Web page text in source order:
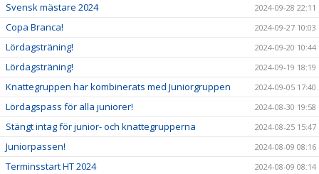
Svensk mästare 2024 2024-09-28 22:11
Copa Branca! 2024-09-27 10:03
Lördagsträning! 2024-09-20 10:44
Lördagsträning! 2024-09-19 18:19
Knattegruppen har kombinerats med Juniorgruppen 2024-09-05 17:40
Lördagspass för alla juniorer! 2024-08-30 19:58
Stängt intag för junior- och knattegrupperna 2024-08-25 15:47
Juniorpassen! 2024-08-09 08:16
Terminsstart HT 2024 2024-08-09 08:14